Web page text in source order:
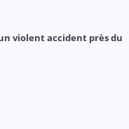
violent accident près du